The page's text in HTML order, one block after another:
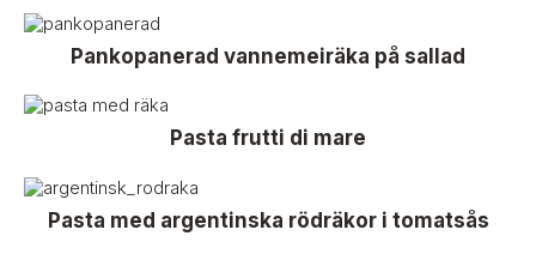
Pankopanerad vannemeiräka på sallad
Pasta frutti di mare
Pasta med argentinska rödräkor i tomatsås